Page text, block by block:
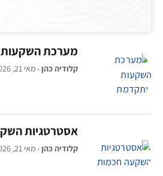
מערכת
קלודיה כהן מאי 21, 2026
אסטרטגיות
קלודיה כהן מאי 21, 2026